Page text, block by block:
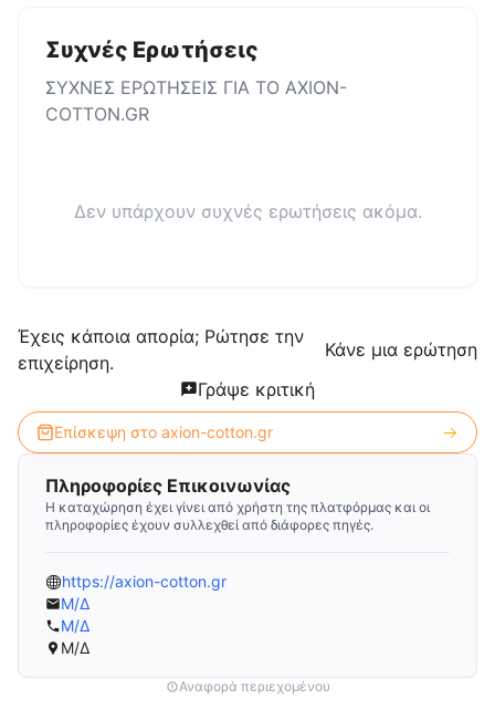
Συχνές Ερωτήσεις
ΣΥΧΝΕΣ ΕΡΩΤΗΣΕΙΣ ΓΙΑ ΤΟ AXION-
COTTON.GR
Δεν υπάρχουν συχνές ερωτήσεις ακόμα.
Έχεις κάποια απορία; Ρώτησε την
επιχείρηση.
Κάνε μια ερώτηση
Γράψε κριτική
Επίσκεψη στο axion-cotton.gr
Πληροφορίες Επικοινωνίας
Η καταχώρηση έχει γίνει από χρήστη της πλατφόρμας και οι
πληροφορίες έχουν συλλεχθεί από διάφορες πηγές.
https://axion-cotton.gr
Μ/Δ
Μ/Δ
Μ/Δ
Αναφορά περιεχομένου